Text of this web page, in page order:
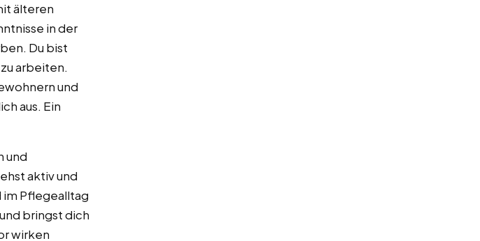
älteren
in der
Du bist
arbeiten.
und
aus. Ein
und
aktiv und
im Pflegealltag
bringst dich
wirken